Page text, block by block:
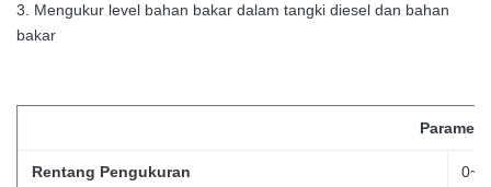
3. Mengukur level bahan bakar dalam tangki diesel dan bahan
bakar
Rentang Pengukuran